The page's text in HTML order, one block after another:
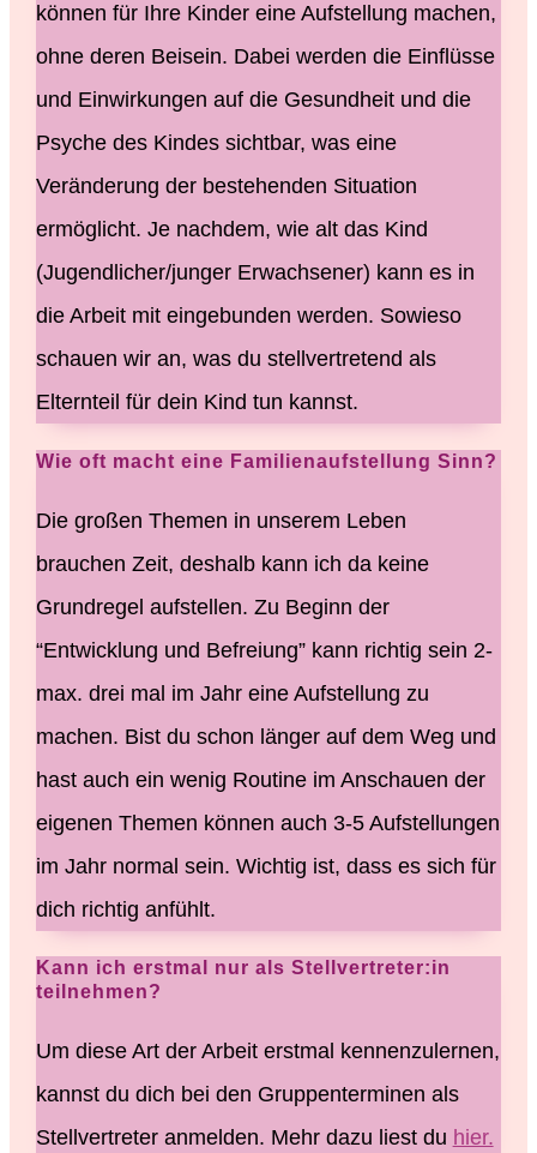
können für Ihre Kinder eine Aufstellung machen,
ohne deren Beisein. Dabei werden die Einflüsse
und Einwirkungen auf die Gesundheit und die
Psyche des Kindes sichtbar, was eine
Veränderung der bestehenden Situation
ermöglicht. Je nachdem, wie alt das Kind
(Jugendlicher/junger Erwachsener) kann es in
die Arbeit mit eingebunden werden. Sowieso
schauen wir an, was du stellvertretend als
Elternteil für dein Kind tun kannst.
Wie oft macht eine Familienaufstellung Sinn?
Die großen Themen in unserem Leben
brauchen Zeit, deshalb kann ich da keine
Grundregel aufstellen. Zu Beginn der
“Entwicklung und Befreiung” kann richtig sein 2-
max. drei mal im Jahr eine Aufstellung zu
machen. Bist du schon länger auf dem Weg und
hast auch ein wenig Routine im Anschauen der
eigenen Themen können auch 3-5 Aufstellungen
im Jahr normal sein. Wichtig ist, dass es sich für
dich richtig anfühlt.
Kann ich erstmal nur als Stellvertreter:in
teilnehmen?
Um diese Art der Arbeit erstmal kennenzulernen,
kannst du dich bei den Gruppenterminen als
Stellvertreter anmelden. Mehr dazu liest du hier.